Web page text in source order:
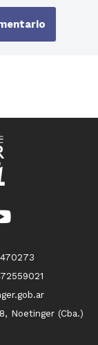
Noetinger (Cba.)